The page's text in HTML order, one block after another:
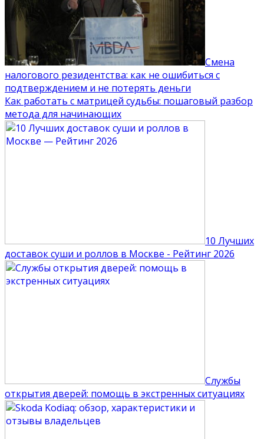
Смена
налогового резидентства: как не ошибиться с
подтверждением и не потерять деньги
Как работать с матрицей судьбы: пошаговый разбор
метода для начинающих
10 Лучших
доставок суши и роллов в Москве - Рейтинг 2026
Службы
открытия дверей: помощь в экстренных ситуациях